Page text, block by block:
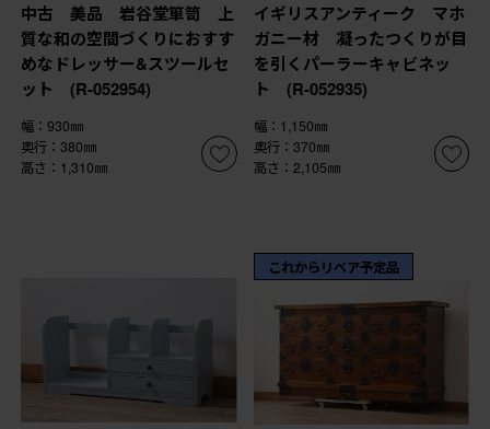
中古 美品 岩谷堂箪笥 上
質な和の空間づくりにおすす
めなドレッサー&スツールセ
ット (R-052954)
幅：930㎜
奥行：380㎜
高さ：1,310㎜
イギリスアンティーク マホ
ガニー材 凝ったつくりが目
を引くパーラーキャビネッ
ト (R-052935)
幅：1,150㎜
奥行：370㎜
高さ：2,105㎜
これからリペア予定品